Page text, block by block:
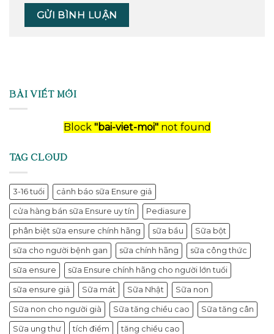
BÀI VIẾT MỚI
Block "bai-viet-moi"not found
TAG CLOUD
3-16 tuổi cảnh báo sữa Ensure giả
cửa hàng bán sữa Ensure uy tín Pediasure
phân biệt sữa ensure chính hãng sữa bầu Sữa bột
sữa cho người bệnh gan sữa chính hãng sữa công thức
sữa ensure sữa Ensure chính hãng cho người lớn tuổi
sữa ensure giả Sữa mát Sữa Nhật Sữa non
Sữa non cho người già Sữa tăng chiều cao Sữa tăng cân
Sữa ung thư tích điểm tăng chiều cao